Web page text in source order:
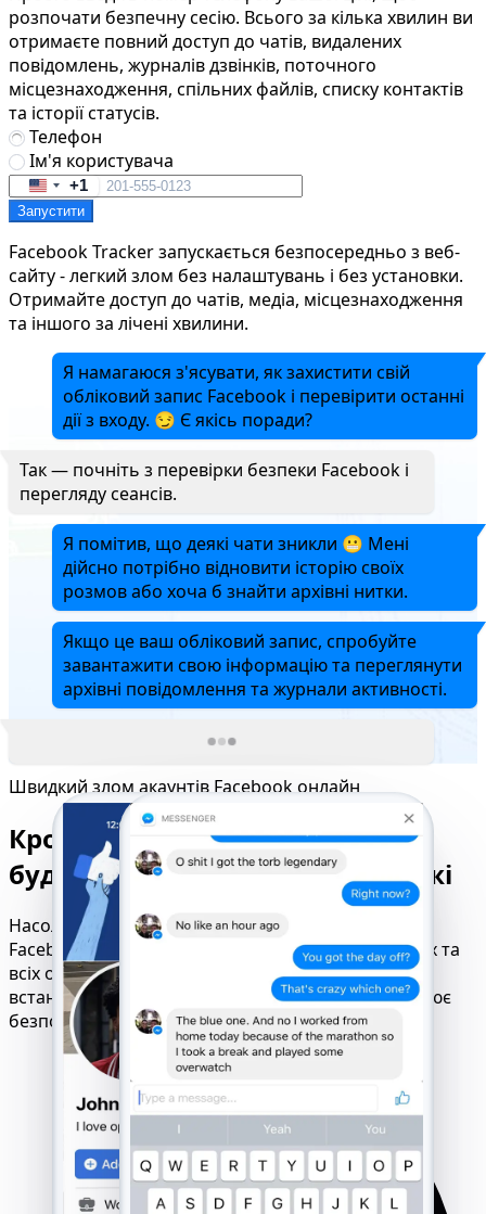
розпочати безпечну сесію. Всього за кілька хвилин ви
отримаєте повний доступ до чатів, видалених
повідомлень, журналів дзвінків, поточного
місцезнаходження, спільних файлів, списку контактів
та історії статусів.
Телефон
Ім'я користувача
United
States
+1
Запустити
Facebook Tracker запускається безпосередньо з веб-
сайту - легкий злом без налаштувань і без установки.
Отримайте доступ до чатів, медіа, місцезнаходження
та іншого за лічені хвилини.
Я намагаюся з'ясувати, як захистити свій
обліковий запис Facebook і перевірити останні
дії з входу. 😏 Є якісь поради?
Так — почніть з перевірки безпеки Facebook і
перегляду сеансів.
Я помітив, що деякі чати зникли 😬 Мені
дійсно потрібно відновити історію своїх
розмов або хоча б знайти архівні нитки.
Якщо це ваш обліковий запис, спробуйте
завантажити свою інформацію та переглянути
архівні повідомлення та журнали активності.
Швидкий злом акаунтів Facebook онлайн
Кросплатформовий доступ для
будь-якого пристрою або мережі
Насолоджуйтесь безперебійним відстеженням
Facebook на смартфонах, настільних комп'ютерах та
всіх основних мобільних операторах Не потрібно
встановлювати, не потрібно джейлбрейк — працює
безпосередньо з вашого браузера.